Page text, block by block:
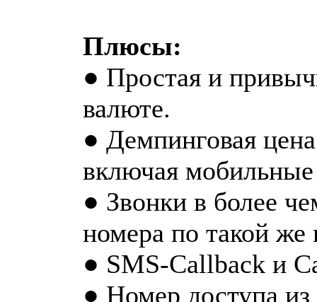
Плюсы:
● Простая и
валюте.
● Демпинговая
включая
● Звонки в более
номера по такой же
● SMS-Callback и
● Номер доступа